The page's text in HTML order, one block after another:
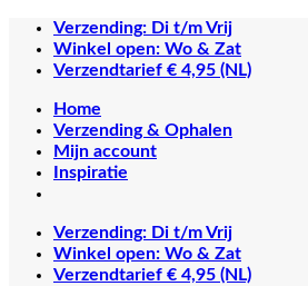
naar
inhoud
Verzending: Di t/m Vrij
Winkel open: Wo & Zat
Verzendtarief € 4,95 (NL)
Home
Verzending & Ophalen
Mijn account
Inspiratie
Verzending: Di t/m Vrij
Winkel open: Wo & Zat
Verzendtarief € 4,95 (NL)